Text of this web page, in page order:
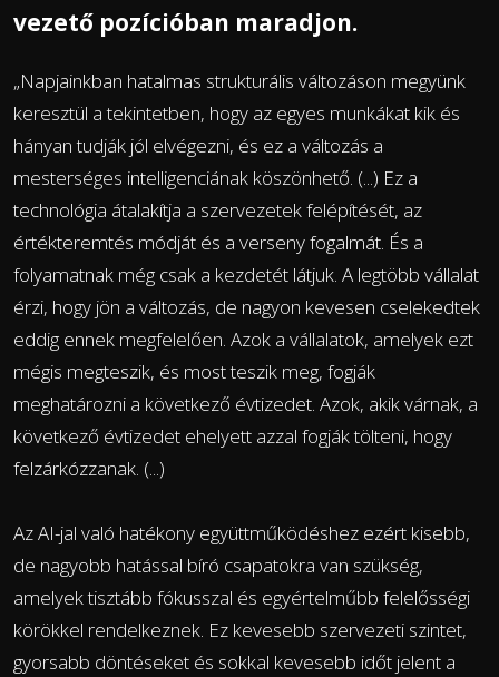
vezető pozícióban maradjon.
„Napjainkban hatalmas strukturális változáson megyünk
keresztül a tekintetben, hogy az egyes munkákat kik és
hányan tudják jól elvégezni, és ez a változás a
mesterséges intelligenciának köszönhető. (...) Ez a
technológia átalakítja a szervezetek felépítését, az
értékteremtés módját és a verseny fogalmát. És a
folyamatnak még csak a kezdetét látjuk. A legtöbb vállalat
érzi, hogy jön a változás, de nagyon kevesen cselekedtek
eddig ennek megfelelően. Azok a vállalatok, amelyek ezt
mégis megteszik, és most teszik meg, fogják
meghatározni a következő évtizedet. Azok, akik várnak, a
következő évtizedet ehelyett azzal fogják tölteni, hogy
felzárkózzanak. (...)
Az AI-jal való hatékony együttműködéshez ezért kisebb,
de nagyobb hatással bíró csapatokra van szükség,
amelyek tisztább fókusszal és egyértelműbb felelősségi
körökkel rendelkeznek. Ez kevesebb szervezeti szintet,
gyorsabb döntéseket és sokkal kevesebb időt jelent a